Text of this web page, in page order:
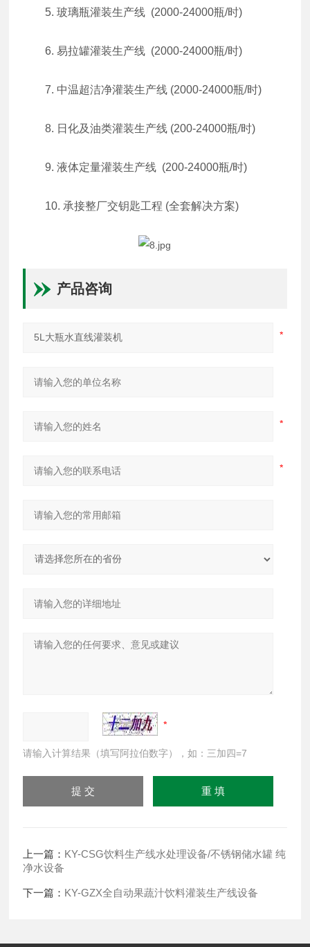
5. 玻璃瓶灌装生产线 (2000-24000瓶/时)
6. 易拉罐灌装生产线 (2000-24000瓶/时)
7. 中温超洁净灌装生产线 (2000-24000瓶/时)
8. 日化及油类灌装生产线 (200-24000瓶/时)
9. 液体定量灌装生产线 (200-24000瓶/时)
10. 承接整厂交钥匙工程 (全套解决方案)
产品咨询
请输入计算结果（填写阿拉伯数字），如：三加四=7
上一篇： KY-CSG饮料生产线水处理设备/不锈钢储水罐 纯
净水设备
下一篇： KY-GZX全自动果蔬汁饮料灌装生产线设备